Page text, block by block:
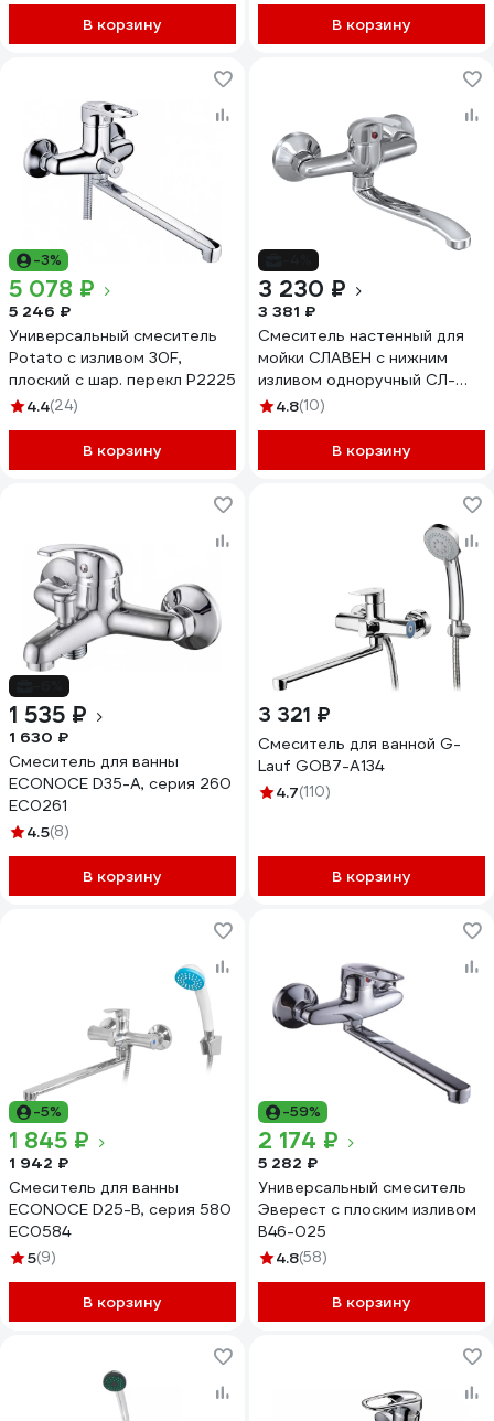
В корзину В корзину
-3%
5 078 ₽
5 246 ₽
Универсальный смеситель
Potato с изливом 30F,
плоский с шар. перекл P2225
4.4(24)
В корзину
3 230 ₽
3 381 ₽
Смеситель настенный для
мойки СЛАВЕН с нижним
изливом одноручный СЛ-
ОД-П24
4.8(10)
В корзину
1 535 ₽
1 630 ₽
Смеситель для ванны
ECONOCE D35-A, серия 260
EC0261
4.5(8)
В корзину
3 321 ₽
Смеситель для ванной G-
Lauf GOB7-A134
4.7(110)
В корзину
-5%
1 845 ₽
1 942 ₽
Смеситель для ванны
ECONOCE D25-B, серия 580
EC0584
5(9)
В корзину
-59%
2 174 ₽
5 282 ₽
Универсальный смеситель
Эверест с плоским изливом
B46-025
4.8(58)
В корзину